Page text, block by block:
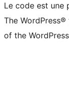
Le code est une
The
of the